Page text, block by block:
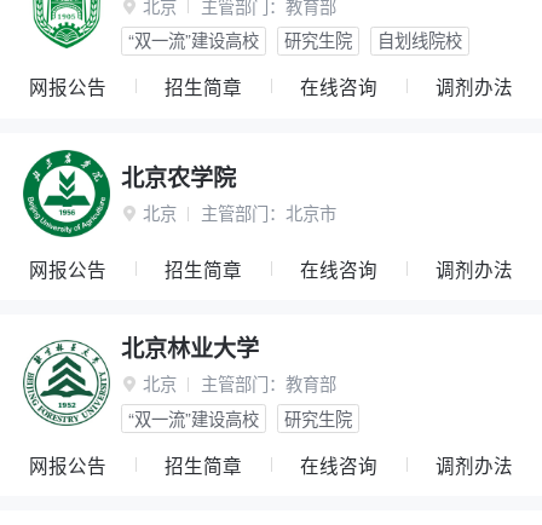
 北京 主管部门： 教育部
“双一流”建设高校
研究生院 自划线院校
网报公告 招生简章 在线咨询 调剂办法
北京农学院
 北京 主管部门： 北京市
网报公告 招生简章 在线咨询 调剂办法
北京林业大学
 北京 主管部门： 教育部
“双一流”建设高校
研究生院
网报公告 招生简章 在线咨询 调剂办法